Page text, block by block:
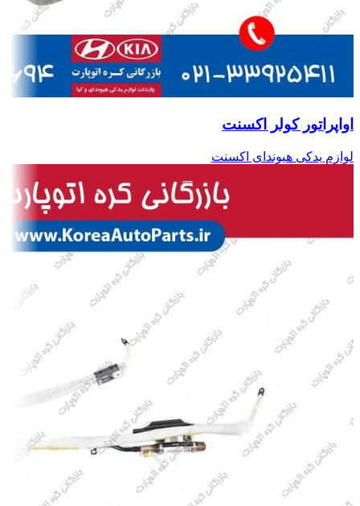
اواپراتور کولر اکسنت
لوازم یدکی هیوندای اکسنت